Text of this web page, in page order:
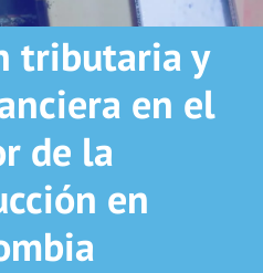
tributaria y
en el
de la
en